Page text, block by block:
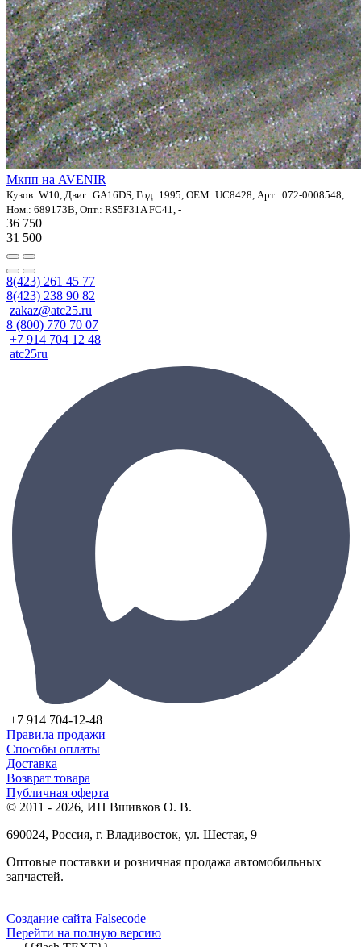
Мкпп на AVENIR
Кузов: W10, Двиг.: GA16DS, Год: 1995, OEM: UC8428, Арт.: 072-0008548,
Ном.: 689173B, Опт.: RS5F31A FC41, -
36 750
31 500
8(423) 261 45 77
8(423) 238 90 82
zakaz@atc25.ru
8 (800) 770 70 07
+7 914 704 12 48
atc25ru
+7 914 704-12-48
Правила продажи
Способы оплаты
Доставка
Возврат товара
Публичная оферта
© 2011 - 2026, ИП Вшивков О. В.
690024, Россия, г. Владивосток, ул. Шестая, 9
Оптовые поставки и розничная продажа автомобильных
запчастей.
Создание сайта Falsecode
Перейти на полную версию